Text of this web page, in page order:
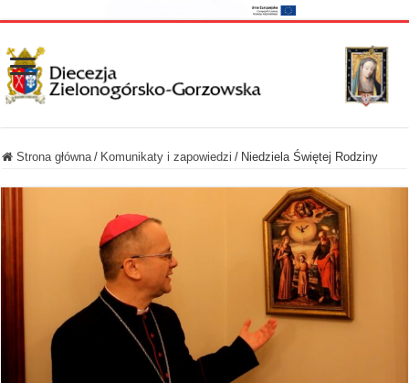
Strona główna / Komunikaty i zapowiedzi / Niedziela Świętej Rodziny